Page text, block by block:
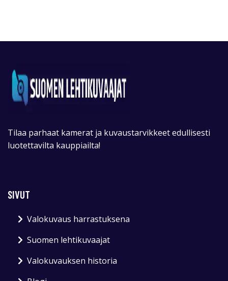
Tilaa parhaat kamerat ja kuvaustarvikkeet edullisesti
luotettavilta kauppiailta!
SIVUT
Valokuvaus harrastuksena
Suomen lehtikuvaajat
Valokuvauksen historia